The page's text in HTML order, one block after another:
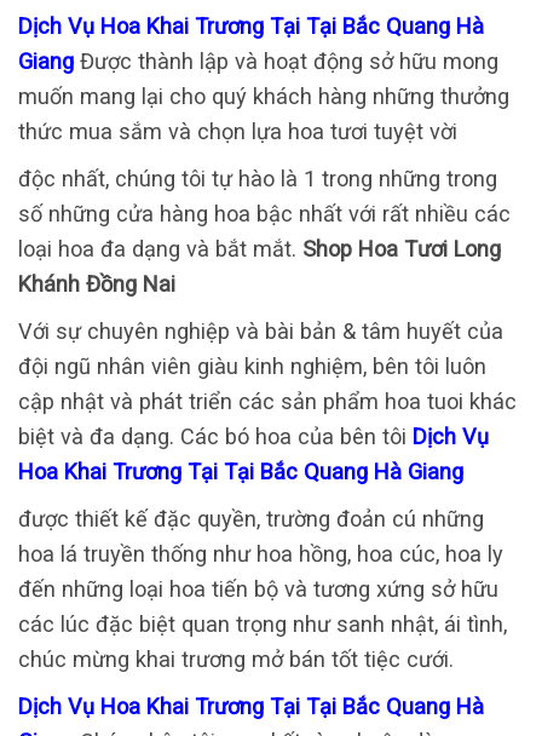
Dịch Vụ Hoa Khai Trương Tại Tại Bắc Quang Hà
Giang Được thành lập và hoạt động sở hữu mong
muốn mang lại cho quý khách hàng những thưởng
thức mua sắm và chọn lựa hoa tươi tuyệt vời
độc nhất, chúng tôi tự hào là 1 trong những trong
số những cửa hàng hoa bậc nhất với rất nhiều các
loại hoa đa dạng và bắt mắt. Shop Hoa Tươi Long
Khánh Đồng Nai
Với sự chuyên nghiệp và bài bản & tâm huyết của
đội ngũ nhân viên giàu kinh nghiệm, bên tôi luôn
cập nhật và phát triển các sản phẩm hoa tuoi khác
biệt và đa dạng. Các bó hoa của bên tôi Dịch Vụ
Hoa Khai Trương Tại Tại Bắc Quang Hà Giang
được thiết kế đặc quyền, trường đoản cú những
hoa lá truyền thống như hoa hồng, hoa cúc, hoa ly
đến những loại hoa tiến bộ và tương xứng sở hữu
các lúc đặc biệt quan trọng như sanh nhật, ái tình,
chúc mừng khai trương mở bán tốt tiệc cưới.
Dịch Vụ Hoa Khai Trương Tại Tại Bắc Quang Hà